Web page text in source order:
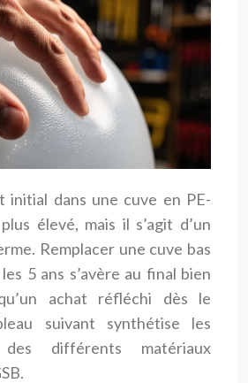
initial dans une cuve en PE-
élevé, mais il s’agit d’un
Remplacer une cuve bas
5 ans s’avère au final bien
achat réfléchi dès le
suivant synthétise les
des différents matériaux